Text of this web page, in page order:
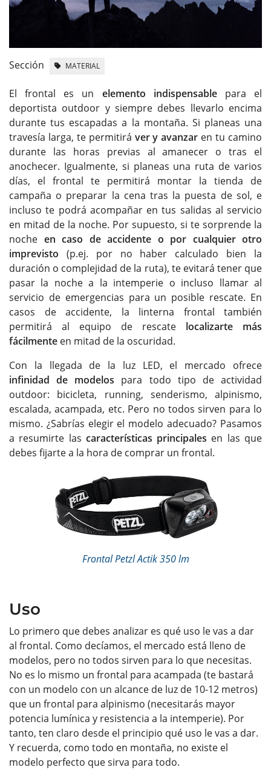
Sección MATERIAL
El frontal es un elemento indispensablepara el
deportista outdoor y siempre debes llevarlo encima
durante tus escapadas a la montaña. Si planeas una
travesía larga, te permitirá ver y avanzar en tu camino
durante las horas previas al amanecer o tras el
anochecer. Igualmente, si planeas una ruta de varios
días, el frontal te permitirá montar la tienda de
campaña o preparar la cena tras la puesta de sol, e
incluso te podrá acompañar en tus salidas al servicio
en mitad de la noche. Por supuesto, si te sorprende la
noche en caso de accidente o por cualquier otro
imprevisto (p.ej. por no haber calculado bien la
duración o complejidad de la ruta), te evitará tener que
pasar la noche a la intemperie o incluso llamar al
servicio de emergencias para un posible rescate. En
casos de accidente, la linterna frontal también
permitirá al equipo de rescate localizarte más
fácilmente en mitad de la oscuridad.
Con la llegada de la luz LED, el mercado ofrece
infinidad de modelos para todo tipo de actividad
outdoor: bicicleta, running, senderismo, alpinismo,
escalada, acampada, etc. Pero no todos sirven para lo
mismo. ¿Sabrías elegir el modelo adecuado? Pasamos
a resumirte las características principales en las que
debes fijarte a la hora de comprar un frontal.
Frontal Petzl Actik 350 lm
Uso
Lo primero que debes analizar es qué uso le vas a dar
al frontal. Como decíamos, el mercado está lleno de
modelos, pero no todos sirven para lo que necesitas.
No es lo mismo un frontal para acampada (te bastará
con un modelo con un alcance de luz de 10-12 metros)
que un frontal para alpinismo (necesitarás mayor
potencia lumínica y resistencia a la intemperie). Por
tanto, ten claro desde el principio qué uso le vas a dar.
Y recuerda, como todo en montaña, no existe el
modelo perfecto que sirva para todo.